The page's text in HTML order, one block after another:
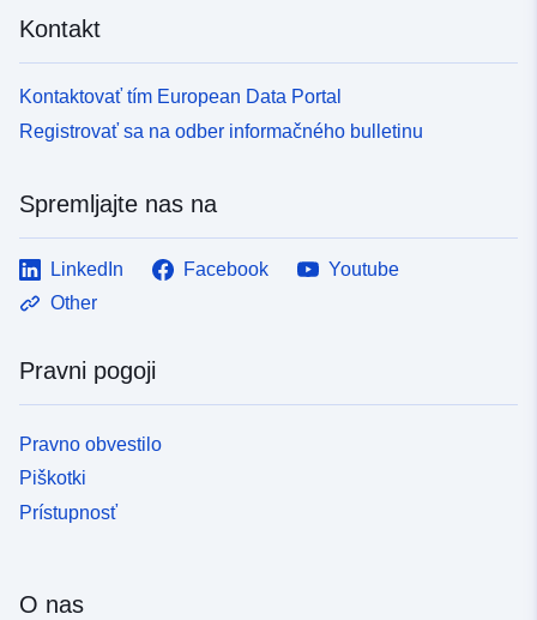
Kontakt
Kontaktovať tím European Data Portal
Registrovať sa na odber informačného bulletinu
Spremljajte nas na
LinkedIn Facebook
Youtube
Other
Pravni pogoji
Pravno obvestilo
Piškotki
Prístupnosť
O nas